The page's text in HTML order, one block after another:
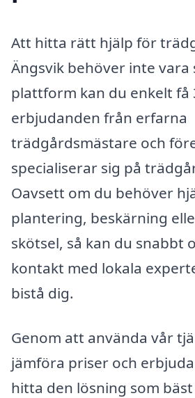
Att hitta rätt hjälp för
Ängsvik behöver inte
plattform kan du enkelt få
erbjudanden från erfarna
trädgårdsmästare och
specialiserar sig på
Oavsett om du behöver
plantering, beskärning
skötsel, så kan du snabbt
kontakt med lokala
bistå dig.
Genom att använda vår
jämföra priser och
hitta den lösning som